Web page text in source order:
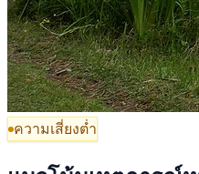
ความเสี่ยงต่ำ